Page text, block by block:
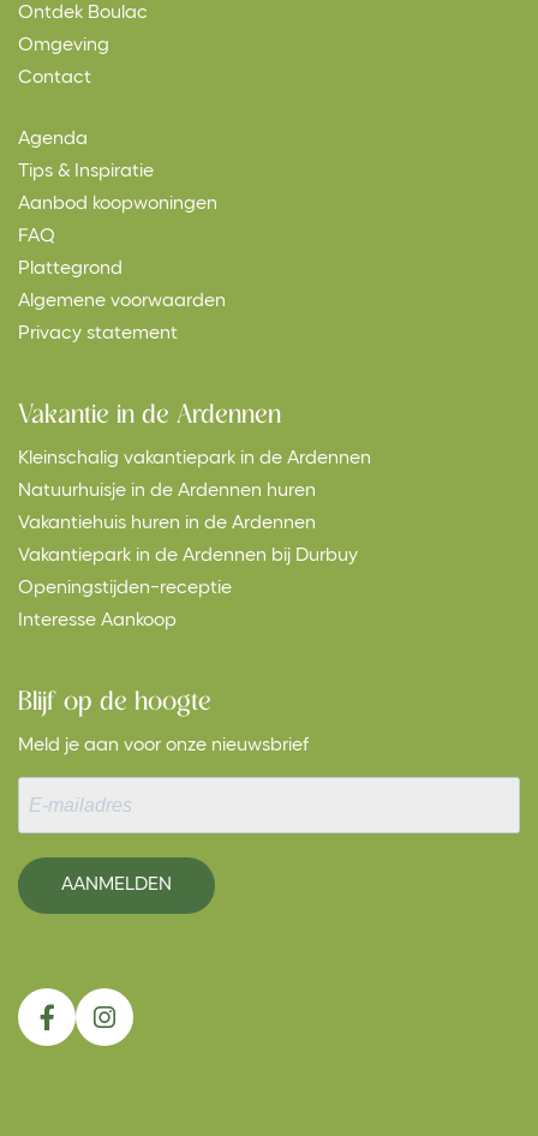
Ontdek Boulac
Omgeving
Contact
Agenda
Tips & Inspiratie
Aanbod koopwoningen
FAQ
Plattegrond
Algemene voorwaarden
Privacy statement
Vakantie in de Ardennen
Kleinschalig vakantiepark in de Ardennen
Natuurhuisje in de Ardennen huren
Vakantiehuis huren in de Ardennen
Vakantiepark in de Ardennen bij Durbuy
Openingstijden-receptie
Interesse Aankoop
Blijf op de hoogte
Meld je aan voor onze nieuwsbrief
AANMELDEN